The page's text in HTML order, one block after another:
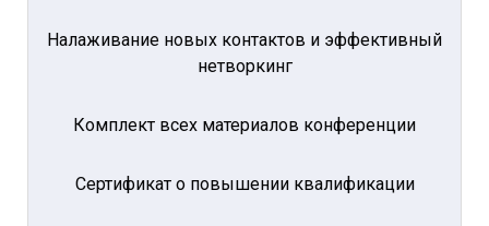
Налаживание новых контактов и эффективный
нетворкинг
Комплект всех материалов конференции
Сертификат о повышении квалификации